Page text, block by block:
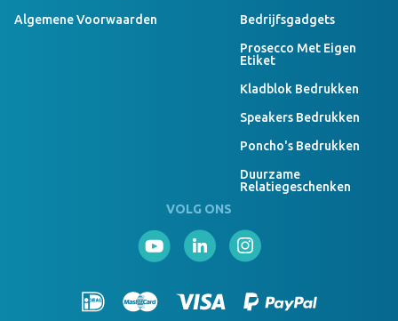
Algemene Voorwaarden
Bedrijfsgadgets
Prosecco Met Eigen
Etiket
Kladblok Bedrukken
Speakers Bedrukken
Poncho's Bedrukken
Duurzame
Relatiegeschenken
VOLG ONS